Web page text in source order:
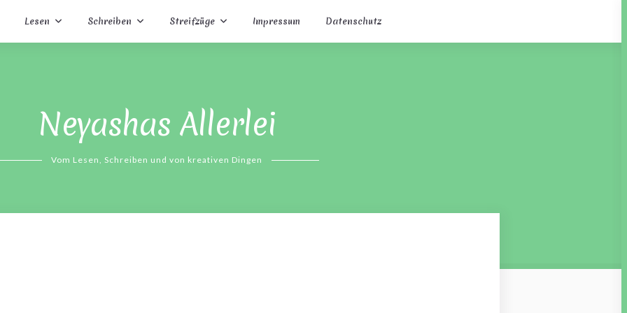
Neyashas Allerlei
Vom Lesen, Schreiben und von kreativen Dingen
Lesen Schreiben Streifzüge Impressum Datenschutz